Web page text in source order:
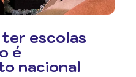
escolas
é
nacional